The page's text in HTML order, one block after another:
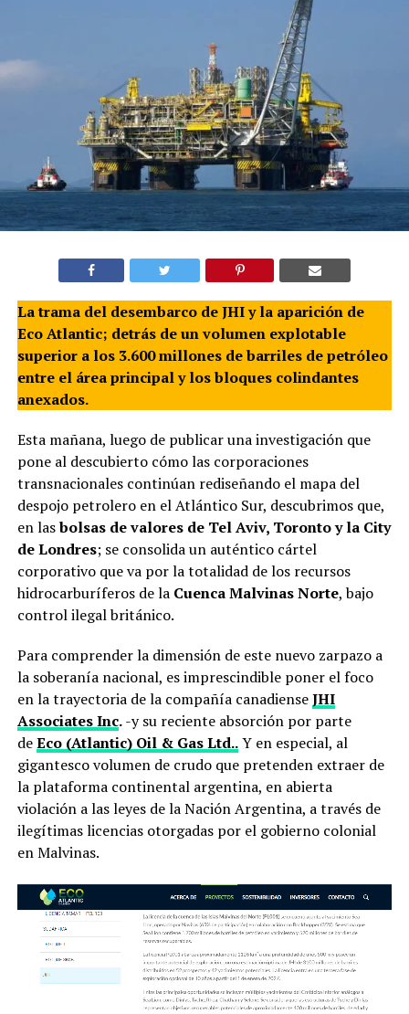
La trama del desembarco de JHI y la aparición de
Eco Atlantic; detrás de un volumen explotable
superior a los 3.600 millones de barriles de petróleo
entre el área principal y los bloques colindantes
anexados.
Esta mañana, luego de publicar una investigación que
pone al descubierto cómo las corporaciones
transnacionales continúan rediseñando el mapa del
despojo petrolero en el Atlántico Sur, descubrimos que,
en lasbolsas de valores de Tel Aviv, Toronto y la City
de Londres; se consolida un auténtico cártel
corporativo que va por la totalidad de los recursos
hidrocarburíferos de la Cuenca Malvinas Norte, bajo
control ilegal británico.
Para comprender la dimensión de este nuevo zarpazo a
la soberanía nacional, es imprescindible poner el foco
en la trayectoria de la compañía canadienseJHI
Associates Inc.-y su reciente absorción por parte
deEco (Atlantic) Oil & Gas Ltd..Y en especial, al
gigantesco volumen de crudo que pretenden extraer de
la plataforma continental argentina, en abierta
violación a las leyes de la Nación Argentina, a través de
ilegítimas licencias otorgadas por el gobierno colonial
en Malvinas.